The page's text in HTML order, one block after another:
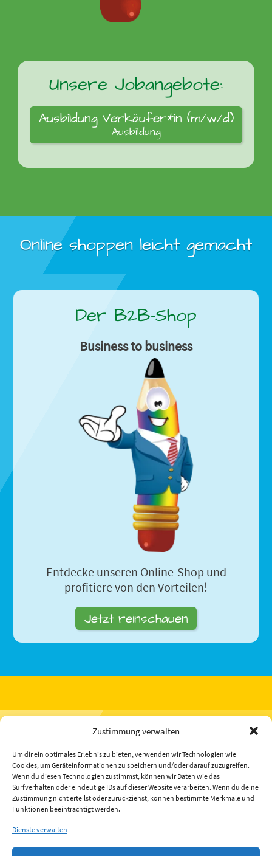
Zustimmung verwalten
Um dir ein optimales Erlebnis zu bieten, verwenden wir Technologien wie
Cookies, um Geräteinformationen zu speichern und/oder darauf zuzugreifen.
Wenn du diesen Technologien zustimmst, können wir Daten wie das
Surfverhalten oder eindeutige IDs auf dieser Website verarbeiten. Wenn du deine
Zustimmung nicht erteilst oder zurückziehst, können bestimmte Merkmale und
Funktionen beeinträchtigt werden.
Dienste verwalten
Unsere Jobangebote:
Ausbildung Verkäufer*in (m/w/d)
Ausbildung
Online shoppen leicht gemacht
Der B2B-Shop
Business to business
Entdecke unseren Online-Shop und
profitiere von den Vorteilen!
Jetzt reinschauen
Ausbildung Verkäufer*in (m/w/d)
Weitere Links:
E-Mail
Datenschutz